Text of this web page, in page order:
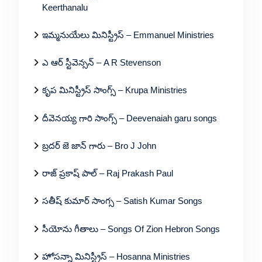
Keerthanalu
ఇమ్మనుయేలు మినిస్ట్రీస్ – Emmanuel Ministries
ఎ ఆర్ స్టీవెన్సన్ – A R Stevenson
కృప మినిస్ట్రీస్ సాంగ్స్ – Krupa Ministries
దీవెనయ్య గారి సాంగ్స్ – Deevenaiah garu songs
బ్రదర్ జె జాన్ గారు – Bro J John
రాజ్ ప్రకాష్ పాల్ – Raj Prakash Paul
సతీష్ కుమార్ సాంగ్స – Satish Kumar Songs
సీయోను గీతాలు – Songs Of Zion Hebron Songs
హోసన్నా మినిస్ట్రీస్ – Hosanna Ministries